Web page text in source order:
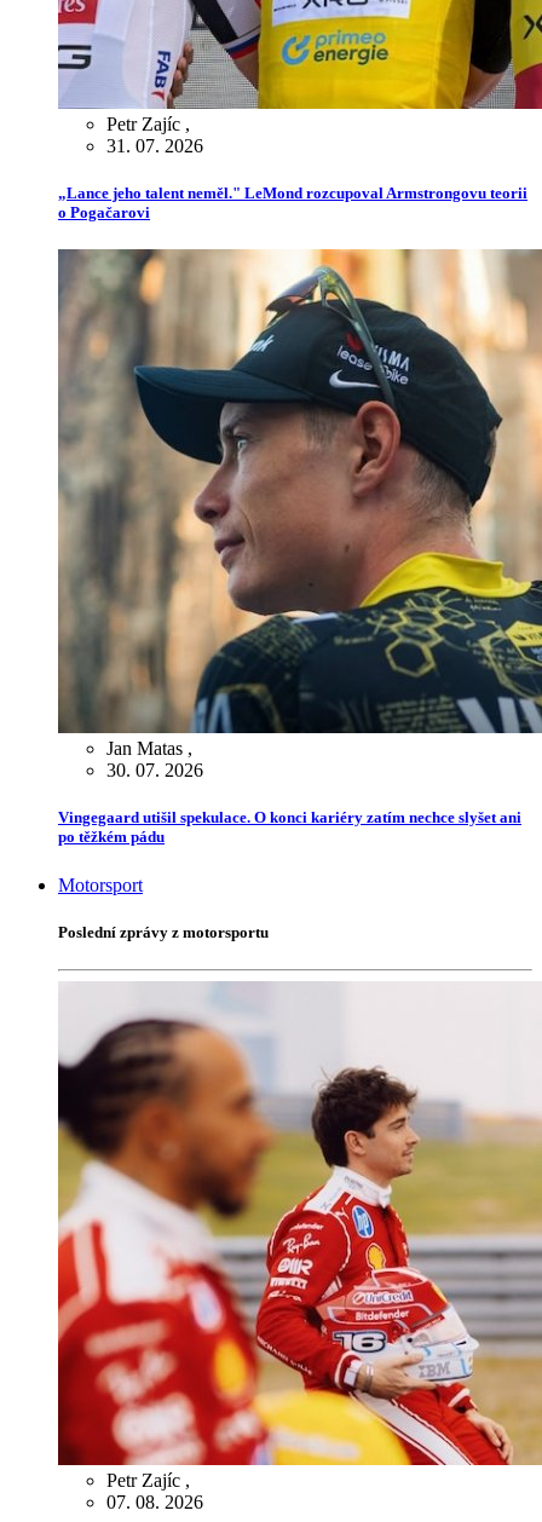
Petr Zajíc ,
31. 07. 2026
„Lance jeho talent neměl." LeMond rozcupoval Armstrongovu teorii
o Pogačarovi
Jan Matas ,
30. 07. 2026
Vingegaard utišil spekulace. O konci kariéry zatím nechce slyšet ani
po těžkém pádu
Motorsport
Poslední zprávy z motorsportu
Petr Zajíc ,
07. 08. 2026